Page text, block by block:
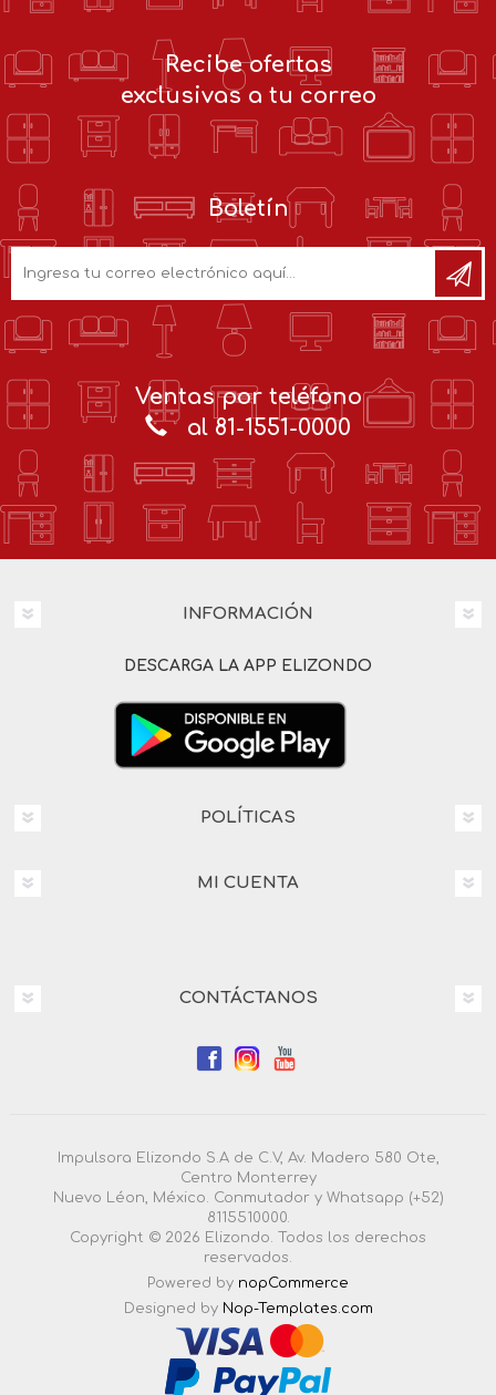
Recibe ofertas
exclusivas a tu correo
Boletín
Ventas por teléfono
al 81-1551-0000
INFORMACIÓN
DESCARGA LA APP ELIZONDO
POLÍTICAS
MI CUENTA
CONTÁCTANOS
Impulsora Elizondo S.A de C.V, Av. Madero 580 Ote,
Centro Monterrey
Nuevo Léon, México. Conmutador y Whatsapp (+52)
8115510000.
Copyright © 2026 Elizondo. Todos los derechos
reservados.
Powered by nopCommerce
Designed by Nop-Templates.com